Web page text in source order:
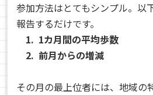
参加方法はとてもシンプル。以
報告するだけです。
1. 1カ月間の平均歩数
2. 前月からの増減
その月の最上位者には、地域の